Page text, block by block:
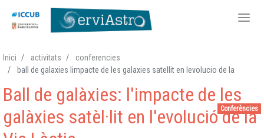
al
Inici activitats
conferencies
ball de galaxies limpacte de les galaxies satellit en levolucio de la
Conferències
Ball de galàxies: l'impacte de les
galàxies satèl·lit en l'evolució de la